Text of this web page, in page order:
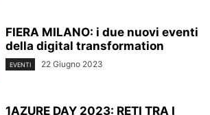
FIERA MILANO: i due nuovi eventi
della digital transformation
EVENTI 22 Giugno 2023
1AZURE DAY 2023: RETI TRA I